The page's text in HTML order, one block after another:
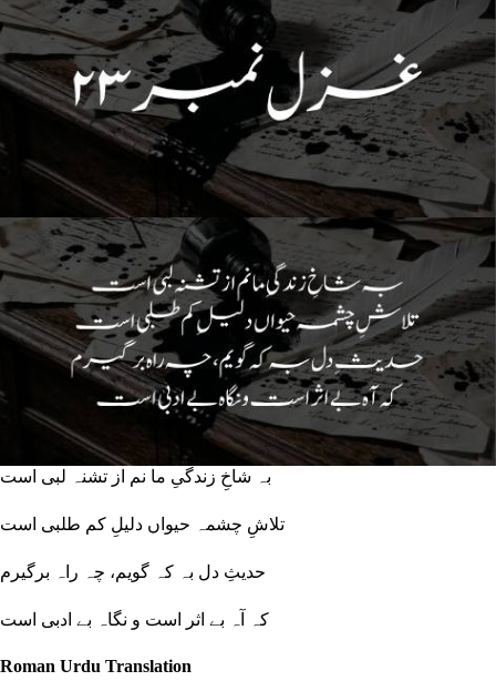
کہ آہ بے اثر است و نگاہ بے ادبی است
Roman Urdu Translation